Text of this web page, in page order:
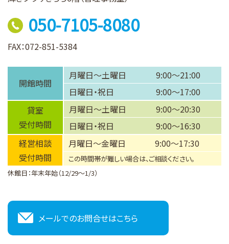
050-7105-8080
FAX：072-851-5384
開館時間
月曜日～土曜日
9:00～21:00
日曜日・祝日
9:00～17:00
貸室
受付時間
月曜日～土曜日
9:00～20:30
日曜日・祝日
9:00～16:30
経営相談
受付時間
月曜日～金曜日 9:00～17:30
この時間帯が難しい場合は、ご相談ください。
休館日：年末年始（12/29～1/3）
メールでのお問合せはこちら